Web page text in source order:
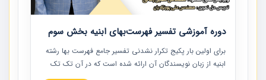
دوره آموزشی تفسیر فهرست‌بهای ابنیه بخش سوم
برای اولین بار پکیج تکرار نشدنی تفسیر جامع فهرست بها رشته
ابنیه از زبان نویسندگان آن ارائه شده است که در آن تک تک
ردیف ها و مطالب فهرست بها تفسیر و ارائه شده است. این